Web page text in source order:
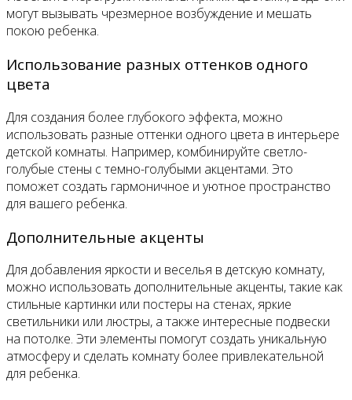
могут вызывать чрезмерное возбуждение и мешать
покою ребенка.
Использование разных оттенков одного
цвета
Для создания более глубокого эффекта, можно
использовать разные оттенки одного цвета в интерьере
детской комнаты. Например, комбинируйте светло-
голубые стены с темно-голубыми акцентами. Это
поможет создать гармоничное и уютное пространство
для вашего ребенка.
Дополнительные акценты
Для добавления яркости и веселья в детскую комнату,
можно использовать дополнительные акценты, такие как
стильные картинки или постеры на стенах, яркие
светильники или люстры, а также интересные подвески
на потолке. Эти элементы помогут создать уникальную
атмосферу и сделать комнату более привлекательной
для ребенка.